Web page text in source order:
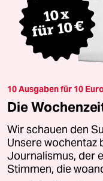
10 Ausgaben für 10
Die
Wir schauen den
Unsere wochentaz
Journalismus, der
Stimmen, die